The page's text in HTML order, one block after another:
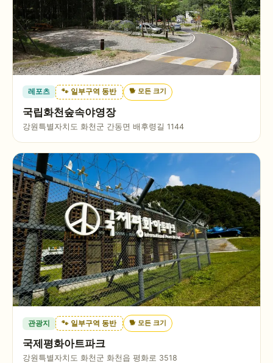
레포츠 🐾 일부구역 동반 🐕 모든 크기
국립화천숲속야영장
강원특별자치도 화천군 간동면 배후령길 1144
관광지 🐾 일부구역 동반 🐕 모든 크기
국제평화아트파크
강원특별자치도 화천군 화천읍 평화로 3518